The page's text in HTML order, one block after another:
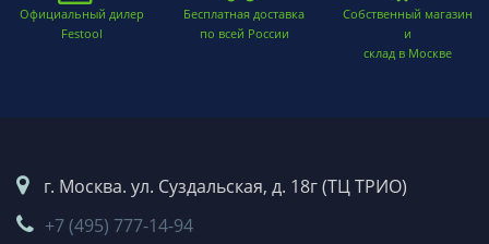
Официальный дилер
Festool
Бесплатная доставка
по всей России
Собственный магазин
и
склад в Москве
г. Москва. ул. Суздальская, д. 18г (ТЦ ТРИО)
+7 (495) 777-14-94